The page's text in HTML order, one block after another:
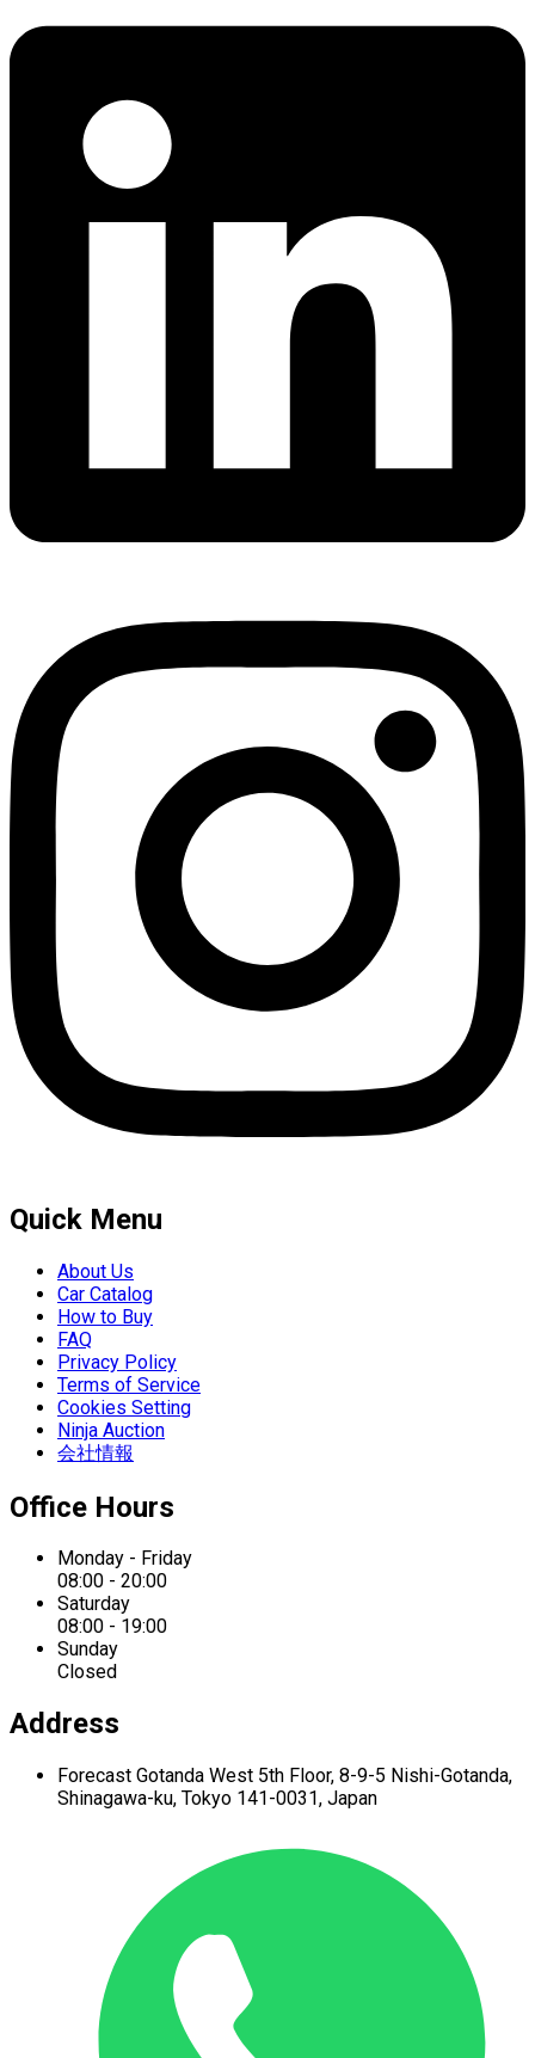
Quick Menu
About Us
Car Catalog
How to Buy
FAQ
Privacy Policy
Terms of Service
Cookies Setting
Ninja Auction
会社情報
Office Hours
Monday - Friday
08:00 - 20:00
Saturday
08:00 - 19:00
Sunday
Closed
Address
Forecast Gotanda West 5th Floor, 8-9-5 Nishi-Gotanda,
Shinagawa-ku, Tokyo 141-0031, Japan